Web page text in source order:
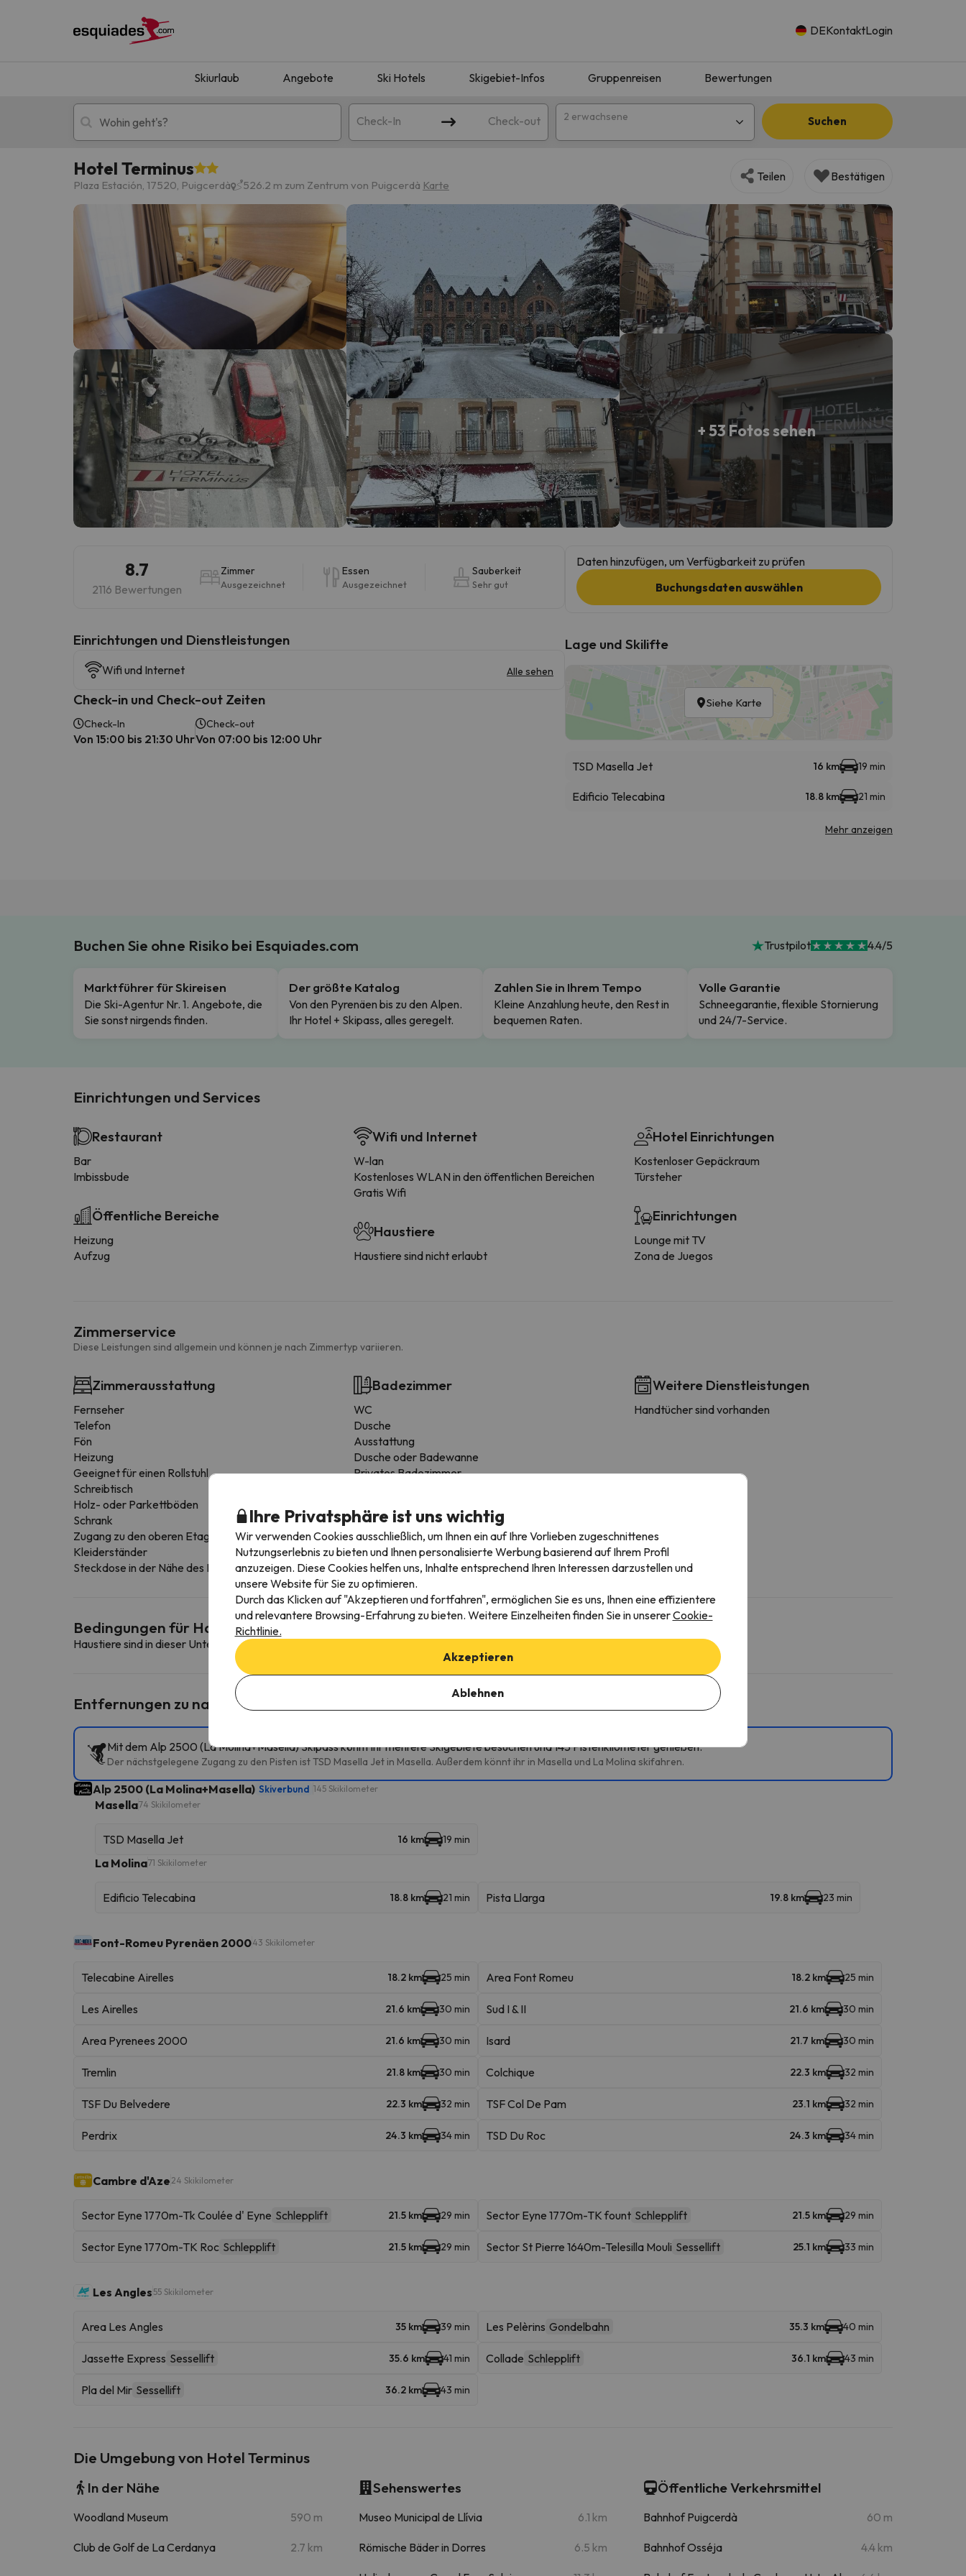
DEKontaktLogin
Skiurlaub Angebote Ski Hotels Skigebiet-Infos Gruppenreisen Bewertungen
Check-In Check-out 2 erwachsene Suchen
Skiurlaub Berghotels
Oops, wir haben keine Ergebnisse gefunden, die Ihrer Suche entsprechen. Versuchen Sie, das Ziel zu ändern.
Es sieht so aus, als hätte sich unser Sucher verirrt. Sobald er seinen Kompass gefunden hat, wird er zurück sein.
Hotel Terminus
Plaza Estación, 17520, Puigcerdà 526.2 m zum Zentrum von Puigcerdà Karte
Teilen Bestätigen
+ 53 Fotos sehen
8.7
2116 Bewertungen
Zimmer
Ausgezeichnet
Essen
Ausgezeichnet
Sauberkeit
Sehr gut
​Einrichtungen und Dienstleistungen
Wifi und Internet Alle sehen
Check-in und Check-out Zeiten
Check-In
Von 15:00 bis 21:30 Uhr
Check-out
Von 07:00 bis 12:00 Uhr
Daten hinzufügen, um Verfügbarkeit zu prüfen
Buchungsdaten auswählen
Lage und Skilifte
Siehe Karte
TSD Masella Jet 16 km 19 min
Edificio Telecabina 18.8 km 21 min
Mehr anzeigen
Buchen Sie ohne Risiko bei Esquiades.com Trustpilot 4.4/5
Marktführer für Skireisen
Die Ski-Agentur Nr. 1. Angebote, die
Sie sonst nirgends finden.
Der größte Katalog
Von den Pyrenäen bis zu den Alpen.
Ihr Hotel + Skipass, alles geregelt.
Zahlen Sie in Ihrem Tempo
Kleine Anzahlung heute, den Rest in
bequemen Raten.
Volle Garantie
Schneegarantie, flexible Stornierung
und 24/7-Service.
Einrichtungen und Services
Restaurant
Bar
Imbissbude
Öffentliche Bereiche
Heizung
Aufzug
Wifi und Internet
W-lan
Kostenloses WLAN in den öffentlichen Bereichen
Gratis Wifi
Haustiere
Haustiere sind nicht erlaubt
Hotel Einrichtungen
Kostenloser Gepäckraum
Türsteher
Einrichtungen
Lounge mit TV
Zona de Juegos
Zimmerservice
Diese Leistungen sind allgemein und können je nach Zimmertyp variieren.
Zimmerausstattung
Fernseher
Telefon
Fön
Heizung
Geeignet für einen Rollstuhl
Schreibtisch
Holz- oder Parkettböden
Schrank
Zugang zu den oberen Etagen mit Aufzug
Kleiderständer
Steckdose in der Nähe des Bettes
Badezimmer
WC
Dusche
Ausstattung
Dusche oder Badewanne
Privates Badezimmer
Duschgel
Weitere Dienstleistungen
Handtücher sind vorhanden
Bedingungen für Haustiere
Haustiere sind in dieser Unterkunft nicht erlaubt.
Entfernungen zu nahe gelegenen Skigebieten
Mit dem Alp 2500 (La Molina+Masella) Skipass könnt ihr mehrere Skigebiete besuchen und 145 Pistenkilometer genießen.
Der nächstgelegene Zugang zu den Pisten ist TSD Masella Jet in Masella. Außerdem könnt ihr in Masella und La Molina skifahren.
Alp 2500 (La Molina+Masella) Skiverbund 145 Skikilometer
Masella74 Skikilometer
TSD Masella Jet 16 km 19 min
La Molina71 Skikilometer
Edificio Telecabina 18.8 km 21 min Pista Llarga 19.8 km 23 min
Font-Romeu Pyrenäen 200043 Skikilometer
Telecabine Airelles 18.2 km 25 min Area Font Romeu 18.2 km 25 min
Les Airelles 21.6 km 30 min Sud I & II 21.6 km 30 min
Area Pyrenees 2000 21.6 km 30 min Isard 21.7 km 30 min
Tremlin 21.8 km 30 min Colchique 22.3 km 32 min
TSF Du Belvedere 22.3 km 32 min TSF Col De Pam 23.1 km 32 min
Perdrix 24.3 km 34 min TSD Du Roc 24.3 km 34 min
Cambre d'Aze 24 Skikilometer
Sector Eyne 1770m-Tk Coulée d' Eyne Schlepplift 21.5 km 29 min Sector Eyne 1770m-TK fount Schlepplift 21.5 km 29 min
Sector Eyne 1770m-TK Roc Schlepplift 21.5 km 29 min Sector St Pierre 1640m-Telesilla Mouli Sessellift 25.1 km 33 min
Les Angles 55 Skikilometer
Area Les Angles 35 km 39 min Les Pelèrins Gondelbahn 35.3 km 40 min
Jassette Express Sessellift 35.6 km 41 min Collade Schlepplift 36.1 km 43 min
Pla del Mir Sessellift 36.2 km 43 min
Die Umgebung von Hotel Terminus
In der Nähe
Woodland Museum 590 m
Club de Golf de La Cerdanya 2.7 km
Sehenswertes
Museo Municipal de Llívia 6.1 km
Römische Bäder in Dorres 6.5 km
Öffentliche Verkehrsmittel
Bahnhof Puigcerdà 60 m
Bahnhof Osséja 4.4 km
Ihre Privatsphäre ist uns wichtig
Wir verwenden Cookies ausschließlich, um Ihnen ein auf Ihre Vorlieben zugeschnittenes
Nutzungserlebnis zu bieten und Ihnen personalisierte Werbung basierend auf Ihrem Profil
anzuzeigen. Diese Cookies helfen uns, Inhalte entsprechend Ihren Interessen darzustellen und
unsere Website für Sie zu optimieren.
Durch das Klicken auf "Akzeptieren und fortfahren", ermöglichen Sie es uns, Ihnen eine effizientere
und relevantere Browsing-Erfahrung zu bieten. Weitere Einzelheiten finden Sie in unsererCookie-
Richtlinie.
Akzeptieren
Ablehnen